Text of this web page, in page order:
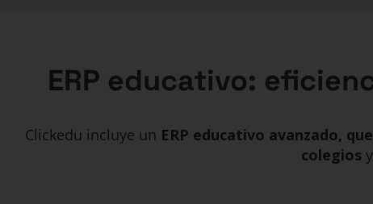
ERP educativo:
Clickedu incluye un ERP educativo avanzado,
colegios